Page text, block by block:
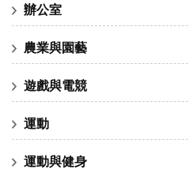
辦公室
農業與園藝
遊戲與電競
運動
運動與健身